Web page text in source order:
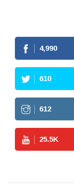
4,990
610
612
25.5K